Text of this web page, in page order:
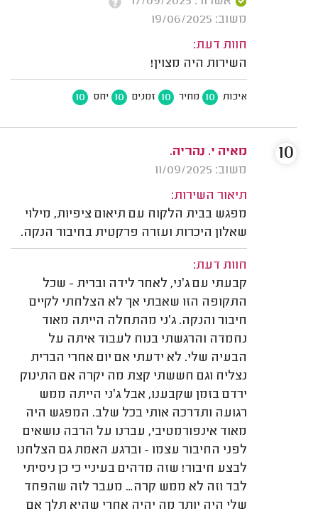
משוב: 19/06/2025
חוות דעת:
השירות היה מצוין!
איכות 10 מחיר 10 זמנים 10 יחס 10
מאיה י. נהריה.
משוב: 11/09/2025
תיאור השירות:
מפגש בבית הלקוח עם תיאום ציפיות, מילוי
שאלון היכרות ועזרה פרקטית בחיבור הנקה.
חוות דעת:
קבעתי עם ג׳ני, לאחר לידה וברית - שכל
התקופה הזו שאבתי אך לא הצלחתי לקיים
חיבור והנקה. ג׳ני מהתחלה הייתה מאוד
נחמדה והרגשתי בנוח לעבוד איתה על
הבעיה שלי. לא ידעתי אם יום אחרי הברית
נצליח וגם חששתי קצת מה יקרה אם התינוק
ירדם בזמן שקבענו, אבל ג׳ני הייתה ממש
רגועה ותדרכה אותי בכל שלב. המפגש היה
מאוד אינפורמטיבי, עברנו על הרבה נושאים
לפני החיבור עצמו - וברגע האמת גם הצלחנו
לבצע חיבור! שזה מדהים בעיניי כי כן ניסיתי
לבד וזה לא ממש קרה… מעבר לזה שהפחד
שלי היה יותר מה יהיה אחרי שהיא תלך אם
10